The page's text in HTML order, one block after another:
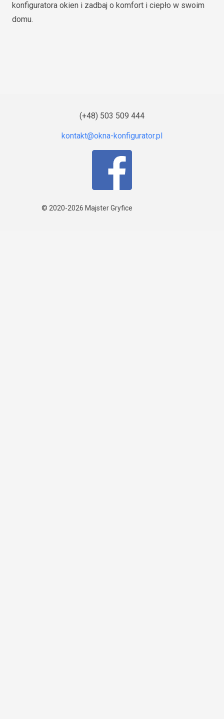
konfiguratora okien i zadbaj o komfort i ciepło w swoim
domu.
(+48) 503 509 444
© 2020-2026 Majster Gryfice